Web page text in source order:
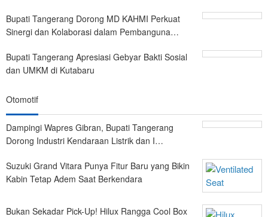
Bupati Tangerang Dorong MD KAHMI Perkuat
Sinergi dan Kolaborasi dalam Pembanguna…
Bupati Tangerang Apresiasi Gebyar Bakti Sosial
dan UMKM di Kutabaru
Otomotif
Dampingi Wapres Gibran, Bupati Tangerang
Dorong Industri Kendaraan Listrik dan I…
Suzuki Grand Vitara Punya Fitur Baru yang Bikin
Kabin Tetap Adem Saat Berkendara
Bukan Sekadar Pick-Up! Hilux Rangga Cool Box